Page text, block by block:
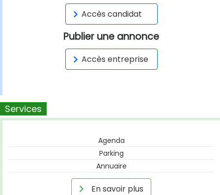
Accès candidat
Publier une annonce
Accès entreprise
Services
Agenda
Parking
Annuaire
En savoir plus